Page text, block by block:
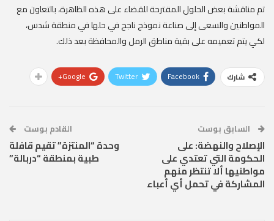
تم مناقشة بعض الحلول المقترحة للقضاء على هذه الظاهرة، بالتعاون مع
المواطنين والسعى إلى صناعة نموذج ناجح في حلها في منطقة شدس،
لكي يتم تعميمه على بقية مناطق الرمل والمحافظة بعد ذلك.
شارك Facebook
Twitter
Google+
السابق بوست
الإصلاح والنهضة: على
الحكومة التي تعتدي على
مواطنيها ألا تنتظر منهم
المشاركة في تحمل أي أعباء
القادم بوست
وحدة “المنتزة” تقيم قافلة
طبية بمنطقة “دربالة”